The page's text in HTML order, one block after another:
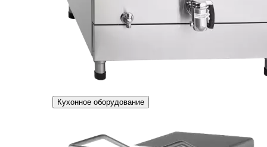
Кухонное оборудование